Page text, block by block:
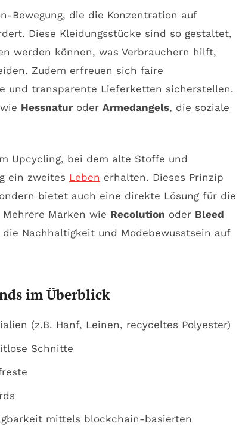
Bewegung, die die Konzentration auf
Diese Kleidungsstücke sind so gestaltet,
werden können, was Verbrauchern hilft,
Zudem erfreuen sich faire
und transparente Lieferketten sicherstellen.
Hessnatur oder Armedangels, die soziale
Upcycling, bei dem alte Stoffe und
ein zweites Leben erhalten. Dieses Prinzip
bietet auch eine direkte Lösung für die
Marken wie Recolution oder Bleed
Nachhaltigkeit und Modebewusstsein auf
im Überblick
(z.B. Hanf, Leinen, recyceltes Polyester)
Schnitte
mittels blockchain-basierten